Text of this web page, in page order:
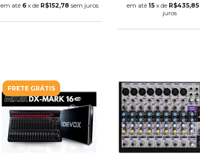
em até 6 x de R$152,78 sem juros em até 15 x de R$435,85
juros
FRETE GRÁTIS